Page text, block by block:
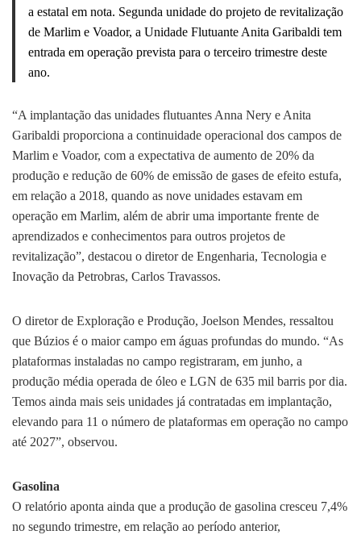
a estatal em nota. Segunda unidade do projeto de revitalização
de Marlim e Voador, a Unidade Flutuante Anita Garibaldi tem
entrada em operação prevista para o terceiro trimestre deste
ano.
“A implantação das unidades flutuantes Anna Nery e Anita
Garibaldi proporciona a continuidade operacional dos campos de
Marlim e Voador, com a expectativa de aumento de 20% da
produção e redução de 60% de emissão de gases de efeito estufa,
em relação a 2018, quando as nove unidades estavam em
operação em Marlim, além de abrir uma importante frente de
aprendizados e conhecimentos para outros projetos de
revitalização”, destacou o diretor de Engenharia, Tecnologia e
Inovação da Petrobras, Carlos Travassos.
O diretor de Exploração e Produção, Joelson Mendes, ressaltou
que Búzios é o maior campo em águas profundas do mundo. “As
plataformas instaladas no campo registraram, em junho, a
produção média operada de óleo e LGN de 635 mil barris por dia.
Temos ainda mais seis unidades já contratadas em implantação,
elevando para 11 o número de plataformas em operação no campo
até 2027”, observou.
Gasolina
O relatório aponta ainda que a produção de gasolina cresceu 7,4%
no segundo trimestre, em relação ao período anterior,